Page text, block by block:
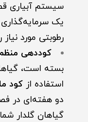
سیستم آبیاری
یک
رطوبتی مورد
کوددهی
بسته است،
استفاده از کود
دو هفته‌ای در
گیاهان گلدار